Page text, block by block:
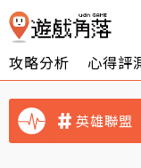
攻略分析 心得評
英雄聯盟